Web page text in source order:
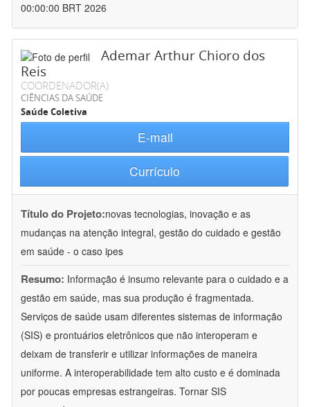
00:00:00 BRT 2026
Ademar Arthur Chioro dos
Reis
COORDENADOR(A)
CIÊNCIAS DA SAÚDE
Saúde Coletiva
E-mail
Currículo
Título do Projeto:novas tecnologias, inovação e as
mudanças na atenção integral, gestão do cuidado e gestão
em saúde - o caso ipes
Resumo: Informação é insumo relevante para o cuidado e a
gestão em saúde, mas sua produção é fragmentada.
Serviços de saúde usam diferentes sistemas de informação
(SIS) e prontuários eletrônicos que não interoperam e
deixam de transferir e utilizar informações de maneira
uniforme. A interoperabilidade tem alto custo e é dominada
por poucas empresas estrangeiras. Tornar SIS